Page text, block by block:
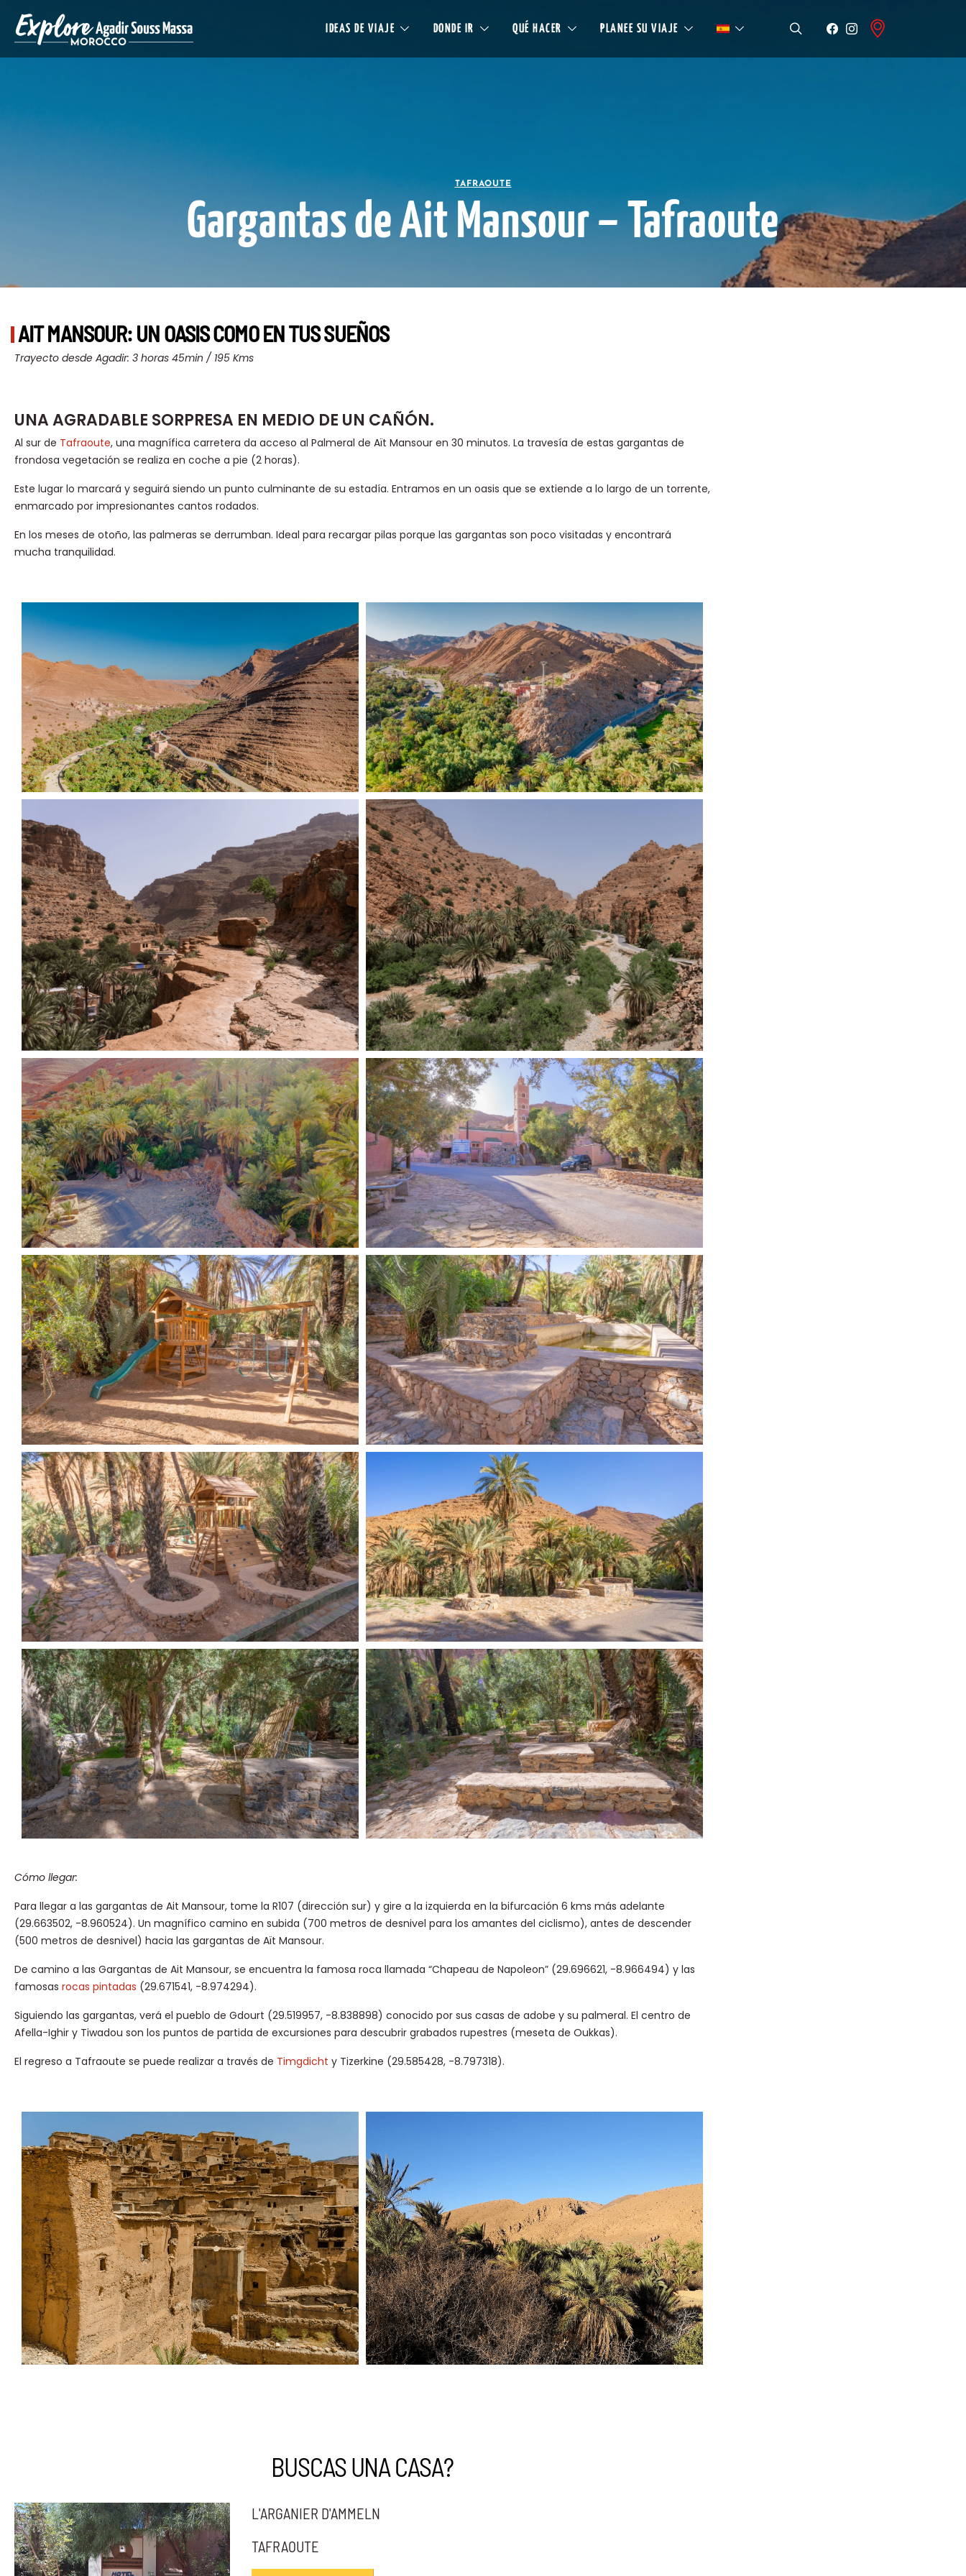
IDEAS DE VIAJE DONDE IR QUÉ HACER PLANEE SU VIAJE
TAFRAOUTE
Gargantas de Ait Mansour – Tafraoute
AIT MANSOUR: UN OASIS COMO EN TUS SUEÑOS
Trayecto desde Agadir: 3 horas 45min / 195 Kms
UNA AGRADABLE SORPRESA EN MEDIO DE UN CAÑÓN.
Al sur de Tafraoute, una magnífica carretera da acceso al Palmeral de Aït Mansour en 30 minutos. La travesía de estas gargantas de
frondosa vegetación se realiza en coche a pie (2 horas).
Este lugar lo marcará y seguirá siendo un punto culminante de su estadía. Entramos en un oasis que se extiende a lo largo de un torrente,
enmarcado por impresionantes cantos rodados.
En los meses de otoño, las palmeras se derrumban. Ideal para recargar pilas porque las gargantas son poco visitadas y encontrará
mucha tranquilidad.
Cómo llegar:
Para llegar a las gargantas de Ait Mansour, tome la R107 (dirección sur) y gire a la izquierda en la bifurcación 6 kms más adelante
(29.663502, -8.960524). Un magnífico camino en subida (700 metros de desnivel para los amantes del ciclismo), antes de descender
(500 metros de desnivel) hacia las gargantas de Aït Mansour.
De camino a las Gargantas de Ait Mansour, se encuentra la famosa roca llamada “Chapeau de Napoleon” (29.696621, -8.966494) y las
famosas rocas pintadas (29.671541, -8.974294).
Siguiendo las gargantas, verá el pueblo de Gdourt (29.519957, -8.838898) conocido por sus casas de adobe y su palmeral. El centro de
Afella-Ighir y Tiwadou son los puntos de partida de excursiones para descubrir grabados rupestres (meseta de Oukkas).
El regreso a Tafraoute se puede realizar a través de Timgdicht y Tizerkine (29.585428, -8.797318).
BUSCAS UNA CASA?
L'ARGANIER D'AMMELN
TAFRAOUTE